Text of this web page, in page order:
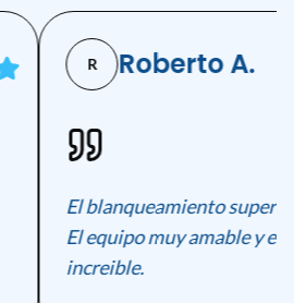
R Roberto A.
El blanqueamiento supero
El equipo muy amable y el
increible.